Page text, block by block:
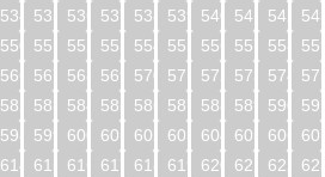
534 535 536 537 538 539 540 541 542
550 551 552 553 554 555 556 557 558
566 567 568 569 570 571 572 573 574
582 583 584 585 586 587 588 589 590
598 599 600 601 602 603 604 605 606
614 615 616 617 618 619 620 621 622